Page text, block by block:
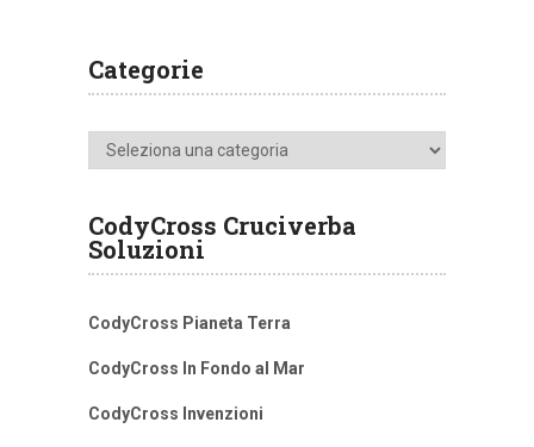
Categorie
Categorie
CodyCross Cruciverba
Soluzioni
CodyCross Pianeta Terra
CodyCross In Fondo al Mar
CodyCross Invenzioni